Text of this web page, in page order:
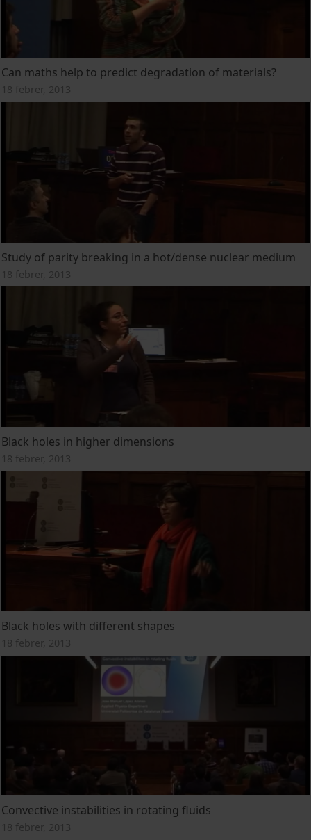
Can maths help to predict degradation of materials?
18 febrer, 2013
Study of parity breaking in a hot/dense nuclear medium
18 febrer, 2013
Black holes in higher dimensions
18 febrer, 2013
Black holes with different shapes
18 febrer, 2013
Convective instabilities in rotating fluids
18 febrer, 2013